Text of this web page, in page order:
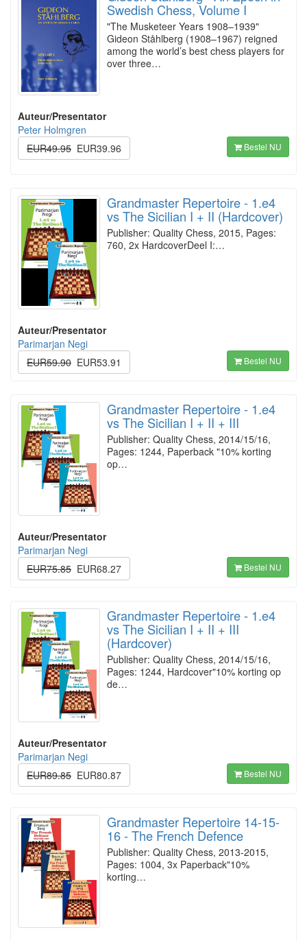
Swedish Chess, Volume I
"The Musketeer Years 1908–1939"
Gideon Ståhlberg (1908–1967) reigned
among the world’s best chess players for
over three…
Auteur/Presentator
Peter Holmgren
EUR49.95 EUR39.96 Bestel NU
Grandmaster Repertoire - 1.e4
vs The Sicilian I + II (Hardcover)
Publisher: Quality Chess, 2015, Pages:
760, 2x HardcoverDeel I:…
Auteur/Presentator
Parimarjan Negi
EUR59.90 EUR53.91 Bestel NU
Grandmaster Repertoire - 1.e4
vs The Sicilian I + II + III
Publisher: Quality Chess, 2014/15/16,
Pages: 1244, Paperback "10% korting
op…
Auteur/Presentator
Parimarjan Negi
EUR75.85 EUR68.27 Bestel NU
Grandmaster Repertoire - 1.e4
vs The Sicilian I + II + III
(Hardcover)
Publisher: Quality Chess, 2014/15/16,
Pages: 1244, Hardcover"10% korting op
de…
Auteur/Presentator
Parimarjan Negi
EUR89.85 EUR80.87 Bestel NU
Grandmaster Repertoire 14-15-
16 - The French Defence
Publisher: Quality Chess, 2013-2015,
Pages: 1004, 3x Paperback"10%
korting…